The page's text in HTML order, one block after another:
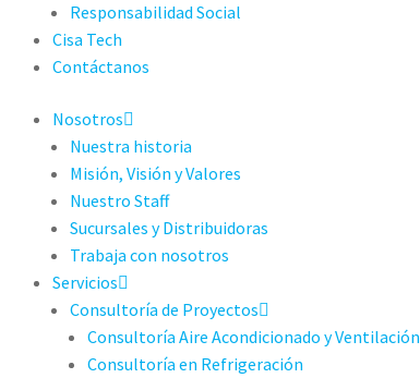
Responsabilidad Social
Cisa Tech
Contáctanos
Nosotros
Nuestra historia
Misión, Visión y Valores
Nuestro Staff
Sucursales y Distribuidoras
Trabaja con nosotros
Servicios
Consultoría de Proyectos
Consultoría Aire Acondicionado y Ventilación
Consultoría en Refrigeración